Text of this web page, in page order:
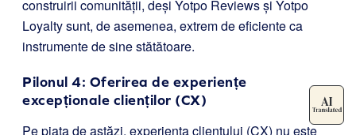
construirii comunității, deși Yotpo Reviews și Yotpo
Loyalty sunt, de asemenea, extrem de eficiente ca
instrumente de sine stătătoare.
Pilonul 4: Oferirea de experiențe
excepționale clienților (CX)
Pe piața de astăzi, experiența clientului (CX) nu este